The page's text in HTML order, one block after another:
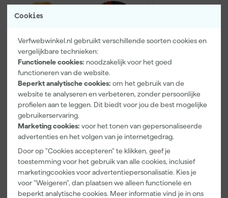
Cookies
Verfwebwinkel.nl gebruikt verschillende soorten cookies en
vergelijkbare technieken:
Functionele cookies: noodzakelijk voor het goed
functioneren van de website.
Beperkt analytische cookies: om het gebruik van de
website te analyseren en verbeteren, zonder persoonlijke
profielen aan te leggen. Dit biedt voor jou de best mogelijke
gebruikerservaring.
Marketing cookies: voor het tonen van gepersonaliseerde
advertenties en het volgen van je internetgedrag.
Door op "Cookies accepteren" te klikken, geef je
toestemming voor het gebruik van alle cookies, inclusief
marketingcookies voor advertentiepersonalisatie. Kies je
voor "Weigeren", dan plaatsen we alleen functionele en
beperkt analytische cookies. Meer informatie vind je in ons
Paintura
Lucamax
Washi tape -
50mx24mm
Morgen
bezorgd
3,99
incl. BTW
Farrow & Ball
F&B
Kleurenwaaie
r
bezorgd
22,00
incl. BTW
Go!Paint Roll
And Go
Verfbak -
12cm Roller -
Inzetbakken
bezorgd
3, 99
incl. BTW